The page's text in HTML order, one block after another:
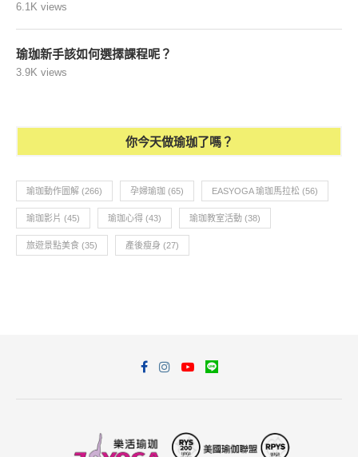
6.1K views
瑜珈新手該如何選擇課程呢？
3.9K views
你今天做瑜珈了嗎？
瑜珈動作圖解 (266) 孕婦瑜珈 (65) EASYOGA 瑜珈馬拉松 (56)
瑜珈影片 (45) 瑜珈心得 (43) 瑜珈教室活動 (38)
旅遊景點美食 (35) 產後瘦身 (27)